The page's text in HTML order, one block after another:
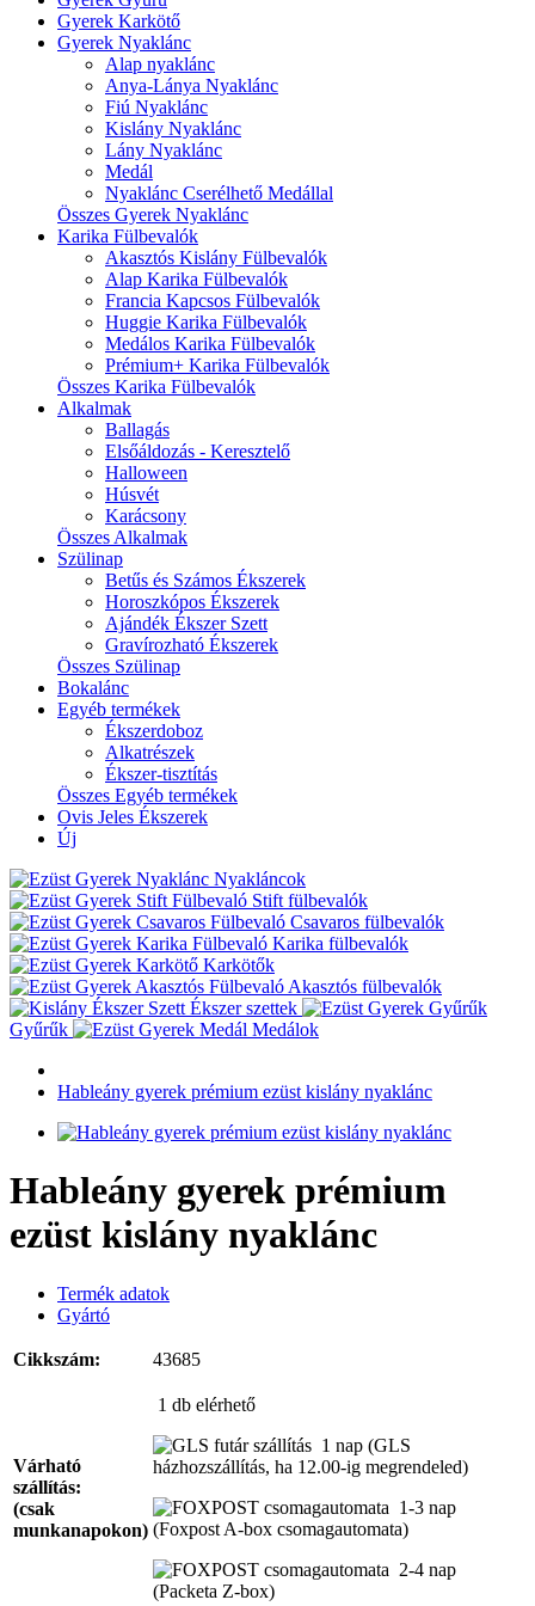
Gyerek Karkötő
Gyerek Nyaklánc
Alap nyaklánc
Anya-Lánya Nyaklánc
Fiú Nyaklánc
Kislány Nyaklánc
Lány Nyaklánc
Medál
Nyaklánc Cserélhető Medállal
Összes Gyerek Nyaklánc
Karika Fülbevalók
Akasztós Kislány Fülbevalók
Alap Karika Fülbevalók
Francia Kapcsos Fülbevalók
Huggie Karika Fülbevalók
Medálos Karika Fülbevalók
Prémium+ Karika Fülbevalók
Összes Karika Fülbevalók
Alkalmak
Ballagás
Elsőáldozás - Keresztelő
Halloween
Húsvét
Karácsony
Összes Alkalmak
Szülinap
Betűs és Számos Ékszerek
Horoszkópos Ékszerek
Ajándék Ékszer Szett
Gravírozható Ékszerek
Összes Szülinap
Bokalánc
Egyéb termékek
Ékszerdoboz
Alkatrészek
Ékszer-tisztítás
Összes Egyéb termékek
Ovis Jeles Ékszerek
Új
Nyakláncok
Stift fülbevalók
Csavaros fülbevalók
Karika fülbevalók
Karkötők
Akasztós fülbevalók
Ékszer szettek
Gyűrűk
Medálok
Hableány gyerek prémium ezüst kislány nyaklánc
Hableány gyerek prémium
ezüst kislány nyaklánc
Termék adatok
Gyártó
Cikkszám: 43685
Várható
szállítás:
(csak
munkanapokon)
1 db elérhető
1 nap (GLS
házhozszállítás, ha 12.00-ig megrendeled)
1-3 nap
(Foxpost A-box csomagautomata)
2-4 nap
(Packeta Z-box)